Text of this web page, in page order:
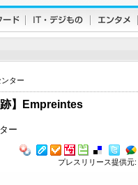
ター
】Empreintes
ー
プレスリリース提供元: